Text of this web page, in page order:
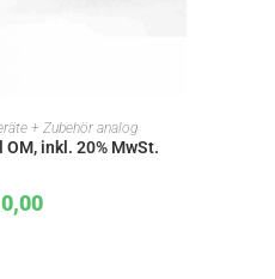
+ Zubehör analog
inkl. 20% MwSt.